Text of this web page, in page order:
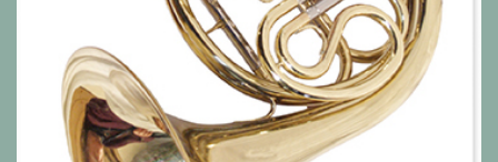
bauxili
The Heart Bear
Stringlies
Alle Produkte anzeigen